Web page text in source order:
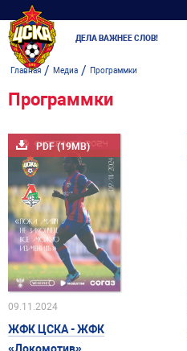
ДЕЛА ВАЖНЕЕ СЛОВ!
Главная/ Медиа / Программки
Программки
PDF (19MB)
09.11.2024
ЖФК ЦСКА - ЖФК